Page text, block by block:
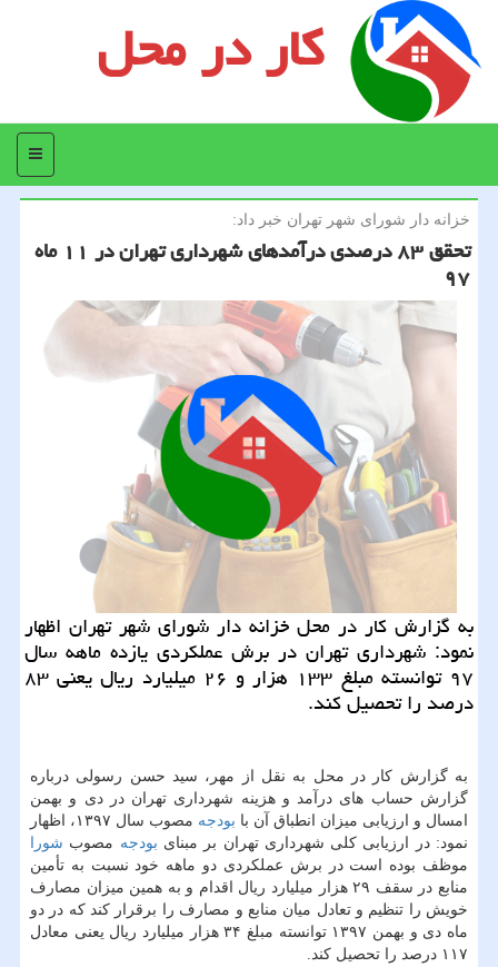
کار در محل
منو
خزانه دار شورای شهر تهران خبر داد:
تحقق ۸۳ درصدی درآمدهای شهرداری تهران در ۱۱ ماه
۹۷
به گزارش كار در محل خزانه دار شورای شهر تهران اظهار
نمود: شهرداری تهران در برش عملكردی یازده ماهه سال
۹۷ توانسته مبلغ ۱۳۳ هزار و ۲۶ میلیارد ریال یعنی ۸۳
درصد را تحصیل كند.
به گزارش كار در محل به نقل از مهر، سید حسن رسولی درباره
گزارش حساب های درآمد و هزینه شهرداری تهران در دی و بهمن
امسال و ارزیابی میزان انطباق آن با بودجه
مصوب سال ۱۳۹۷، اظهار
نمود: در ارزیابی كلی شهرداری تهران بر مبنای بودجه مصوب شورا
موظف بوده است در برش عملكردی دو ماهه خود نسبت به تأمین
منابع در سقف ۲۹ هزار میلیارد ریال اقدام و به همین میزان مصارف
خویش را تنظیم و تعادل میان منابع و مصارف را برقرار كند كه در دو
ماه دی و بهمن ۱۳۹۷ توانسته مبلغ ۳۴ هزار میلیارد ریال یعنی معادل
۱۱۷ درصد را تحصیل كند.